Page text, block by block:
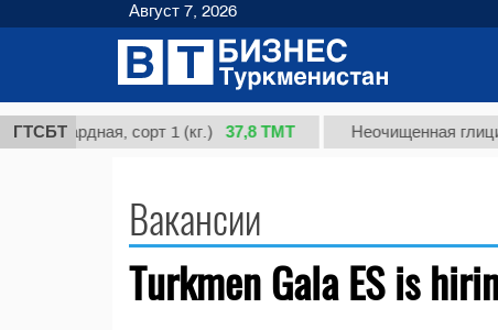
ГТСБТ
кардная, сорт 1 (кг.) 37,8 ТМТ Неочищенная
Вакансии
Turkmen Gala ES is
Август 7, 2026